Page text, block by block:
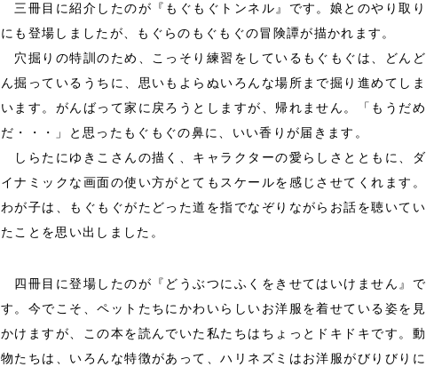
三冊目に紹介したのが『もぐもぐトンネル』です。娘とのやり取り
にも登場しましたが、もぐらのもぐもぐの冒険譚が描かれます。
穴掘りの特訓のため、こっそり練習をしているもぐもぐは、どんど
ん掘っているうちに、思いもよらぬいろんな場所まで掘り進めてしま
います。がんばって家に戻ろうとしますが、帰れません。「もうだめ
だ・・・」と思ったもぐもぐの鼻に、いい香りが届きます。
しらたにゆきこさんの描く、キャラクターの愛らしさとともに、ダ
イナミックな画面の使い方がとてもスケールを感じさせてくれます。
わが子は、もぐもぐがたどった道を指でなぞりながらお話を聴いてい
たことを思い出しました。
四冊目に登場したのが『どうぶつにふくをきせてはいけません』で
す。今でこそ、ペットたちにかわいらしいお洋服を着せている姿を見
かけますが、この本を読んでいた私たちはちょっとドキドキです。動
物たちは、いろんな特徴があって、ハリネズミはお洋服がびりびりに